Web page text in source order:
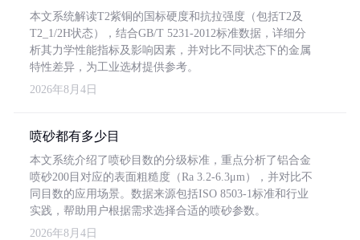
本文系统解读T2紫铜的国标硬度和抗拉强度（包括T2及
T2_1/2H状态），结合GB/T 5231-2012标准数据，详细分
析其力学性能指标及影响因素，并对比不同状态下的金属
特性差异，为工业选材提供参考。
2026年8月4日
喷砂都有多少目
本文系统介绍了喷砂目数的分级标准，重点分析了铝合金
喷砂200目对应的表面粗糙度（Ra 3.2-6.3μm），并对比不
同目数的应用场景。数据来源包括ISO 8503-1标准和行业
实践，帮助用户根据需求选择合适的喷砂参数。
2026年8月4日